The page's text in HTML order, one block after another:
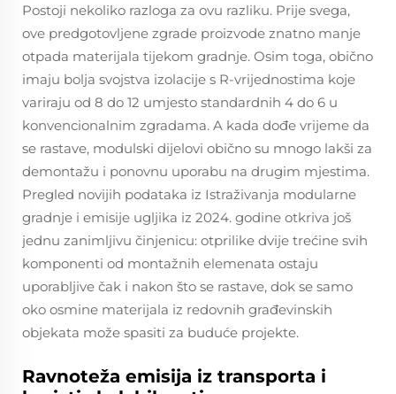
Postoji nekoliko razloga za ovu razliku. Prije svega,
ove predgotovljene zgrade proizvode znatno manje
otpada materijala tijekom gradnje. Osim toga, obično
imaju bolja svojstva izolacije s R-vrijednostima koje
variraju od 8 do 12 umjesto standardnih 4 do 6 u
konvencionalnim zgradama. A kada dođe vrijeme da
se rastave, modulski dijelovi obično su mnogo lakši za
demontažu i ponovnu uporabu na drugim mjestima.
Pregled novijih podataka iz Istraživanja modularne
gradnje i emisije ugljika iz 2024. godine otkriva još
jednu zanimljivu činjenicu: otprilike dvije trećine svih
komponenti od montažnih elemenata ostaju
uporabljive čak i nakon što se rastave, dok se samo
oko osmine materijala iz redovnih građevinskih
objekata može spasiti za buduće projekte.
Ravnoteža emisija iz transporta i